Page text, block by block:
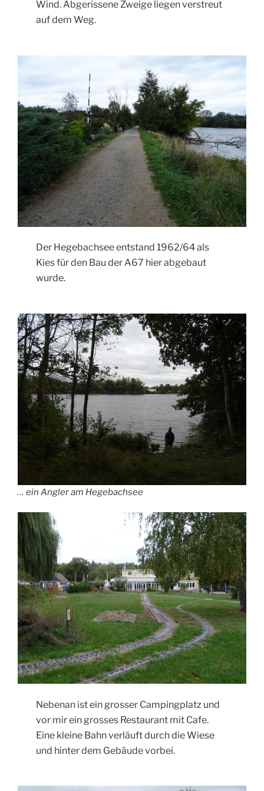
Wind. Abgerissene Zweige liegen verstreut
auf dem Weg.
Der Hegebachsee entstand 1962/64 als
Kies für den Bau der A67 hier abgebaut
wurde.
… ein Angler am Hegebachsee
Nebenan ist ein grosser Campingplatz und
vor mir ein grosses Restaurant mit Cafe.
Eine kleine Bahn verläuft durch die Wiese
und hinter dem Gebäude vorbei.